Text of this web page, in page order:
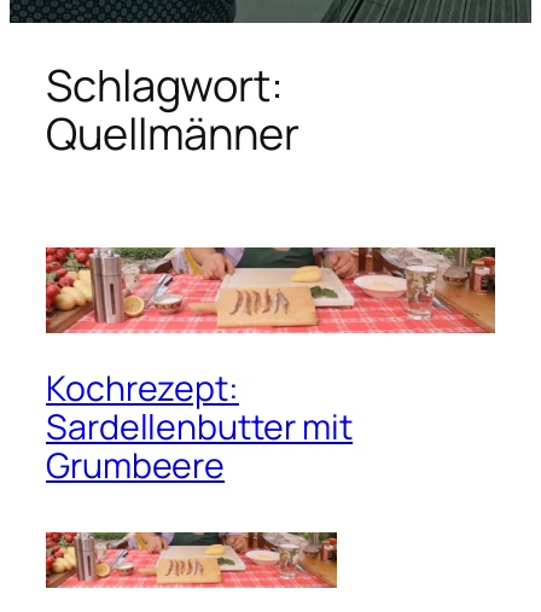
Schlagwort:
Quellmänner
Kochrezept:
Sardellenbutter mit
Grumbeere